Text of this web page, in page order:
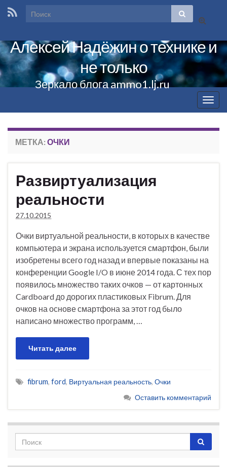
Вкл/
формы
поиска
Вкл/
выкл
Алексей Надёжин о технике и
не только
Зеркало блога ammo1.lj.ru
МЕТКА: ОЧКИ
Развиртуализация
реальности
27.10.2015
Очки виртуальной реальности, в которых в качестве
компьютера и экрана используется смартфон, были
изобретены всего год назад и впервые показаны на
конференции Google I/O в июне 2014 года. С тех пор
появилось множество таких очков — от картонных
Cardboard до дорогих пластиковых Fibrum. Для
очков на основе смартфона за этот год было
написано множество программ, …
Читать далее
fibrum, ford, Виртуальная реальность, Очки
Оставить комментарий